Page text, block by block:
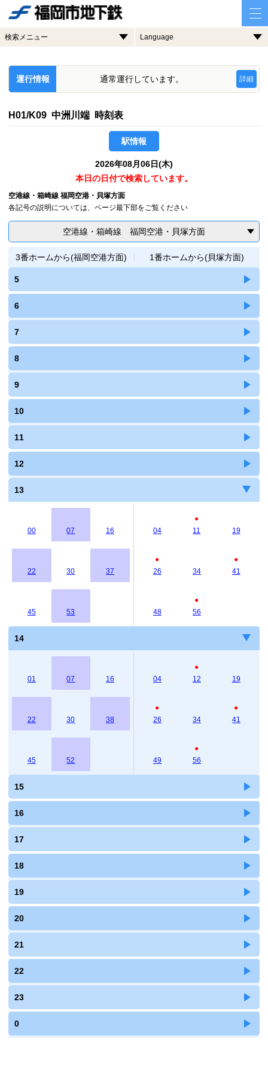
検索メニュー Language
運行情報 通常運行しています。 詳細
H01/K09 中洲川端 時刻表
駅情報
2026年08月06日(木)
本日の日付で検索しています。
空港線・箱崎線 福岡空港・貝塚方面
各記号の説明については、ページ最下部をご覧ください
空港線・箱崎線 福岡空港・貝塚方面
3番ホームから(福岡空港方面) 1番ホームから(貝塚方面)
5
6
7
8
9
10
11
12
13
00 07 16
22 30 37
45 53
04
●
11
19
●
26
34
●
41
48
●
56
14
01 07 16
22 30 38
45 52
04
●
12
19
●
26
34
●
41
49
●
56
15
16
17
18
19
20
21
22
23
0